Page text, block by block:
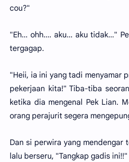
cou?"
"Eh... ohh.... aku... aku tidak..."
tergagap.
"Heii, ia ini yang tadi menyamar
pekerjaan kita!" Tiba-tiba
ketika dia mengenal Pek Lian.
orang perajurit segera
Dan si perwira yang mendengar
lalu berseru, "Tangkap gadis ini!!"